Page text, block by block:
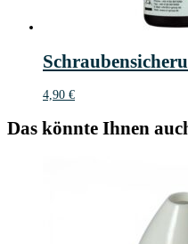
4,90 €
Das könnte Ihnen